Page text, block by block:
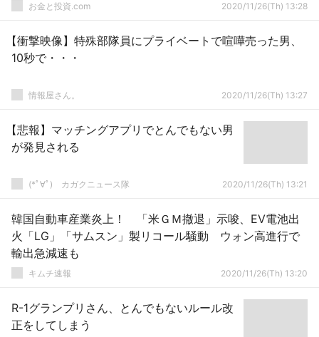
お金と投資.com 2020/11/26(Th) 13:28
【衝撃映像】特殊部隊員にプライベートで喧嘩売った男、
10秒で・・・
情報屋さん。 2020/11/26(Th) 13:27
【悲報】マッチングアプリでとんでもない男
が発見される
(*ﾟ∀ﾟ)ゞカガクニュース隊 2020/11/26(Th) 13:21
韓国自動車産業炎上！ 「米ＧＭ撤退」示唆、EV電池出
火「LG」「サムスン」製リコール騒動 ウォン高進行で
輸出急減速も
キムチ速報 2020/11/26(Th) 13:20
R-1グランプリさん、とんでもないルール改
正をしてしまう